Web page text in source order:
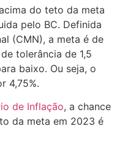
do teto da meta
pelo BC. Definida
(CMN), a meta é de
tolerância de 1,5
baixo. Ou seja, o
4,75%.
de Inflação, a chance
da meta em 2023 é